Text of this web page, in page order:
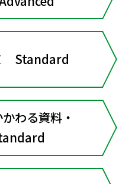
Standard
わる資料・